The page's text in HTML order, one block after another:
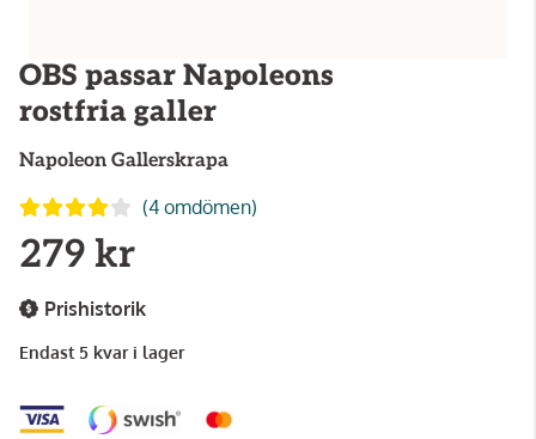
OBS passar Napoleons
rostfria galler
Napoleon Gallerskrapa
(4 omdömen)
279 kr
Prishistorik
Endast 5 kvar i lager